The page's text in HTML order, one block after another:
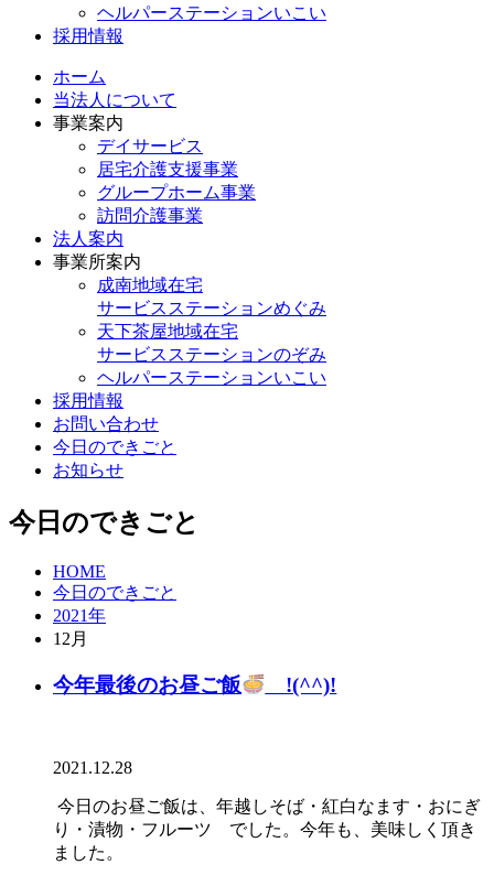
ヘルパーステーションいこい
採用情報
ホーム
当法人について
事業案内
デイサービス
居宅介護支援事業
グループホーム事業
訪問介護事業
法人案内
事業所案内
成南地域在宅
サービスステーションめぐみ
天下茶屋地域在宅
サービスステーションのぞみ
ヘルパーステーションいこい
採用情報
お問い合わせ
今日のできごと
お知らせ
今日のできごと
HOME
今日のできごと
2021年
12月
今年最後のお昼ご飯 !(^^)!
2021.12.28
今日のお昼ご飯は、年越しそば・紅白なます・おにぎ
り・漬物・フルーツ でした。今年も、美味しく頂き
ました。